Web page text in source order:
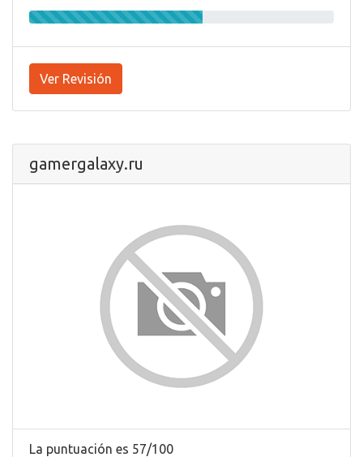
Ver Revisión
gamergalaxy.ru
La puntuación es 57/100